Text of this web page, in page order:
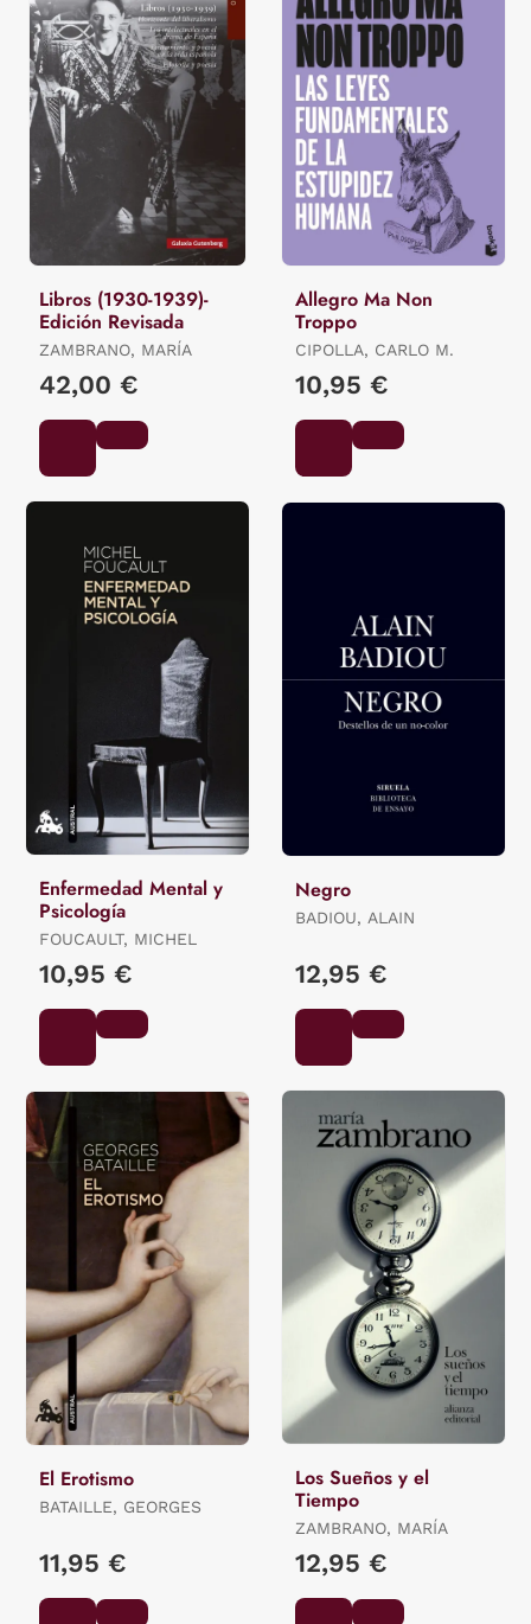
Libros (1930-1939)-
Edición Revisada
ZAMBRANO, MARÍA
42,00 €
Allegro Ma Non
Troppo
CIPOLLA, CARLO M.
10,95 €
Enfermedad Mental y
Psicología
FOUCAULT, MICHEL
10,95 €
Negro
BADIOU, ALAIN
12,95 €
El Erotismo
BATAILLE, GEORGES
11,95 €
Los Sueños y el
Tiempo
ZAMBRANO, MARÍA
12,95 €